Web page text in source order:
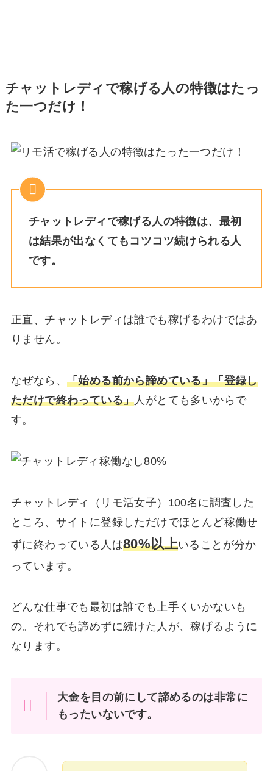
チャットレディで稼げる人の特徴はたっ
た一つだけ！
チャットレディで稼げる人の特徴は、最初
は結果が出なくてもコツコツ続けられる人
です。
正直、チャットレディは誰でも稼げるわけではあ
りません。
なぜなら、 「始める前から諦めている」「登録し
ただけで終わっている」 人がとても多いからで
す。
チャットレディ（リモ活女子）100名に調査した
ところ、サイトに登録しただけでほとんど稼働せ
ずに終わっている人は80%以上いることが分か
っています。
どんな仕事でも最初は誰でも上手くいかないも
の。それでも諦めずに続けた人が、稼げるように
なります。
大金を目の前にして諦めるのは非常に
もったいないです。